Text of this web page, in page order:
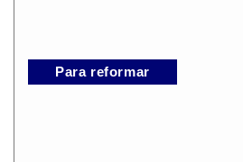
Para reformar